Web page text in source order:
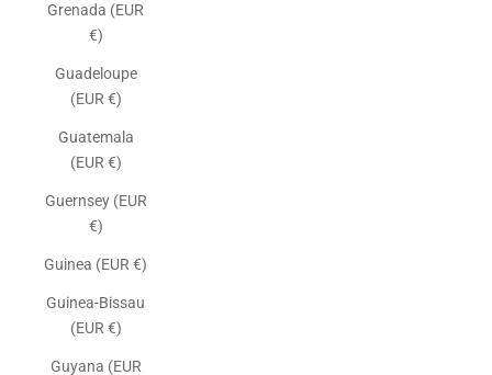
Grenada (EUR
€)
Guadeloupe
(EUR €)
Guatemala
(EUR €)
Guernsey (EUR
€)
Guinea (EUR €)
Guinea-Bissau
(EUR €)
Guyana (EUR